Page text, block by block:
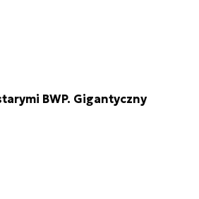
BWP. Gigantyczny